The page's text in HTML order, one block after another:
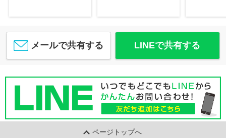
メールで共有する LINEで共有する
ページトップへ